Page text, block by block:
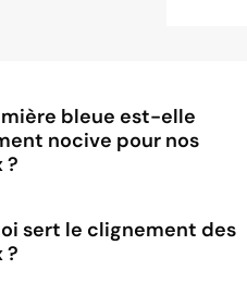
bleue est-elle
nocive pour nos
?
sert le clignement des
?